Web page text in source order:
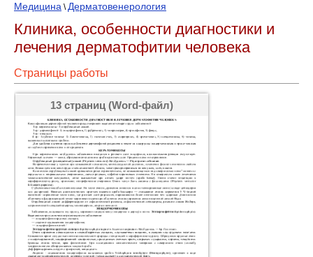
Медицина \ Дерматовенерология
Клиника, особенности диагностики и
лечения дерматофитии человека
Страницы работы
13 страниц (Word-файл)